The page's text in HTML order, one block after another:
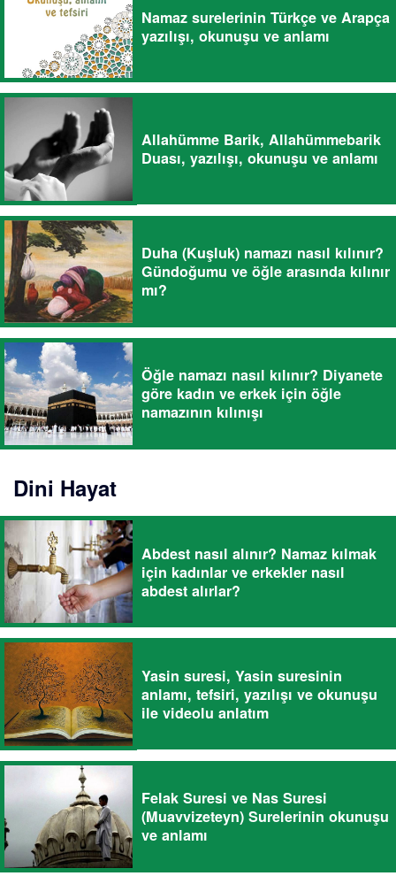
Namaz surelerinin Türkçe ve Arapça
yazılışı, okunuşu ve anlamı
Allahümme Barik, Allahümmebarik
Duası, yazılışı, okunuşu ve anlamı
Duha (Kuşluk) namazı nasıl kılınır?
Gündoğumu ve öğle arasında kılınır
mı?
Öğle namazı nasıl kılınır? Diyanete
göre kadın ve erkek için öğle
namazının kılınışı
Dini Hayat
Abdest nasıl alınır? Namaz kılmak
için kadınlar ve erkekler nasıl
abdest alırlar?
Yasin suresi, Yasin suresinin
anlamı, tefsiri, yazılışı ve okunuşu
ile videolu anlatım
Felak Suresi ve Nas Suresi
(Muavvizeteyn) Surelerinin okunuşu
ve anlamı